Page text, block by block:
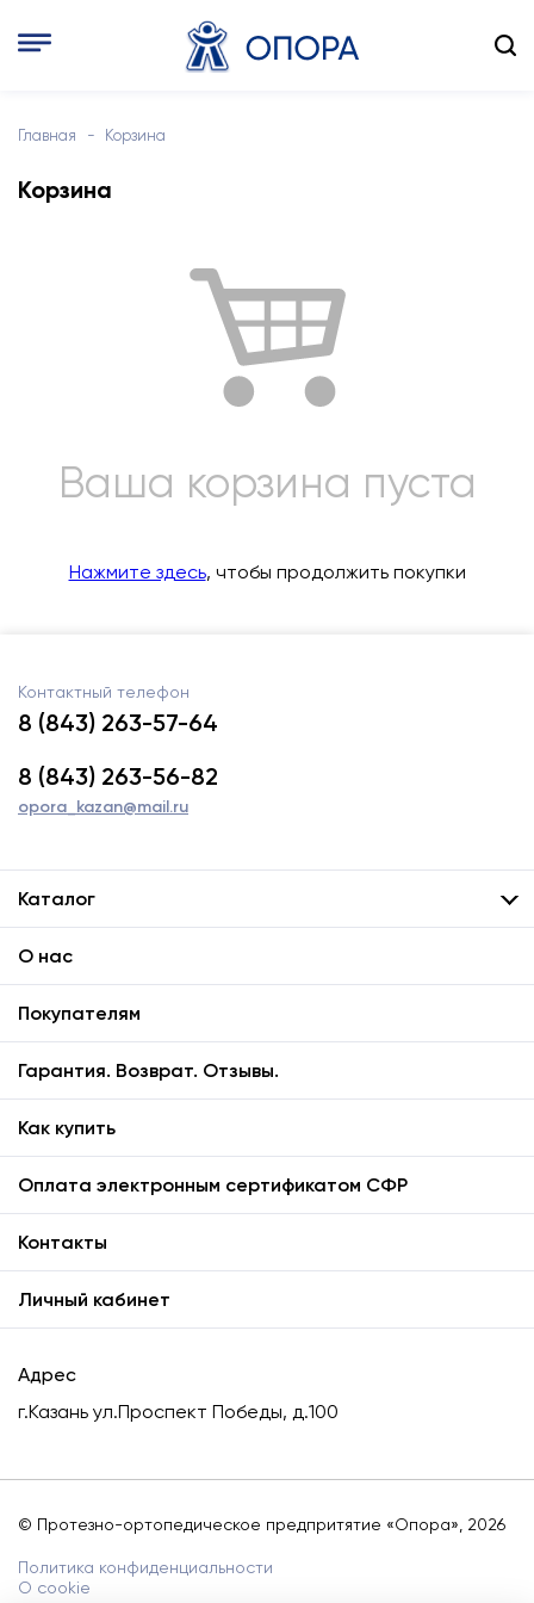
Главная Корзина
Корзина
Ваша корзина пуста
Нажмите здесь, чтобы продолжить покупки
Контактный телефон
8 (843) 263-57-64
8 (843) 263-56-82
opora_kazan@mail.ru
Каталог
О нас
Покупателям
Гарантия. Возврат. Отзывы.
Как купить
Оплата электронным сертификатом СФР
Контакты
Личный кабинет
Адрес
г.Казань ул.Проспект Победы, д.100
© Протезно-ортопедическое предпритятие «Опора», 2026
Политика конфиденциальности
О cookie